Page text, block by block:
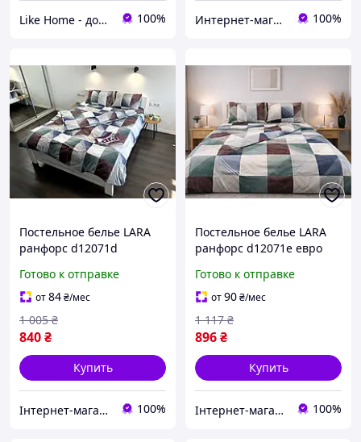
Like Home - домашний уют для всей семьи. Будьте как дома 🤗 100% Интернет-магазин "ДОЛЯ Текстиль" 100%
Постельное белье LARA
ранфорс d12071d
Готово к отправке
от84₴/мес
840₴
1 005 ₴
Купить
Інтернет-магазин "Домашній" 100%
Постельное белье LARA
ранфорс d12071e евро
Готово к отправке
от90₴/мес
896₴
1 117 ₴
Купить
Інтернет-магазин "Домашній" 100%